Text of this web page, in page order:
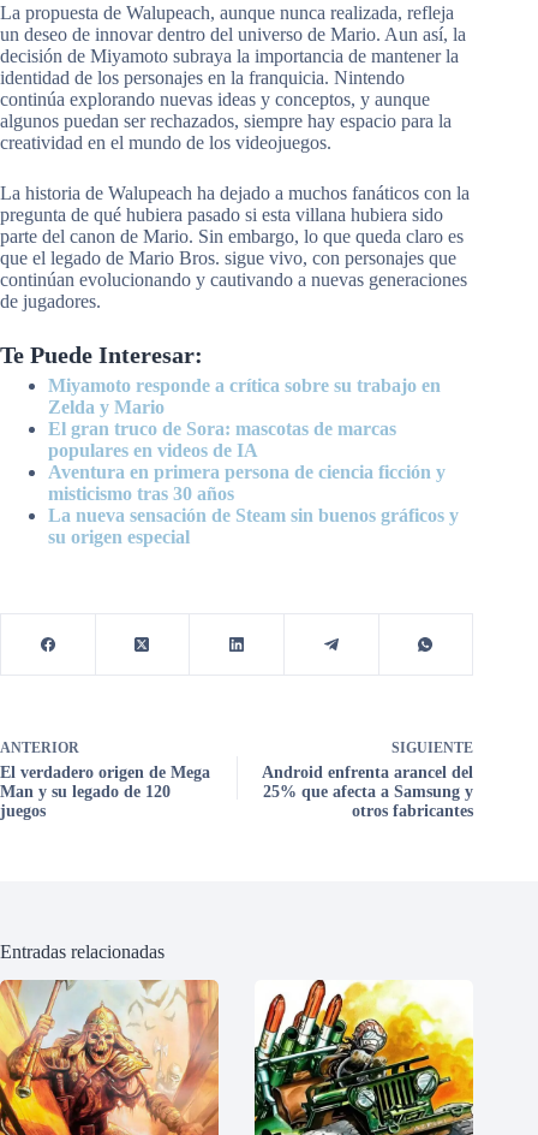
La propuesta de Walupeach, aunque nunca realizada, refleja
un deseo de innovar dentro del universo de Mario. Aun así, la
decisión de Miyamoto subraya la importancia de mantener la
identidad de los personajes en la franquicia. Nintendo
continúa explorando nuevas ideas y conceptos, y aunque
algunos puedan ser rechazados, siempre hay espacio para la
creatividad en el mundo de los videojuegos.
La historia de Walupeach ha dejado a muchos fanáticos con la
pregunta de qué hubiera pasado si esta villana hubiera sido
parte del canon de Mario. Sin embargo, lo que queda claro es
que el legado de Mario Bros. sigue vivo, con personajes que
continúan evolucionando y cautivando a nuevas generaciones
de jugadores.
Te Puede Interesar:
Miyamoto responde a crítica sobre su trabajo en
Zelda y Mario
El gran truco de Sora: mascotas de marcas
populares en videos de IA
Aventura en primera persona de ciencia ficción y
misticismo tras 30 años
La nueva sensación de Steam sin buenos gráficos y
su origen especial
ANTERIOR
El verdadero origen de Mega
Man y su legado de 120
juegos
SIGUIENTE
Android enfrenta arancel del
25% que afecta a Samsung y
otros fabricantes
Entradas relacionadas